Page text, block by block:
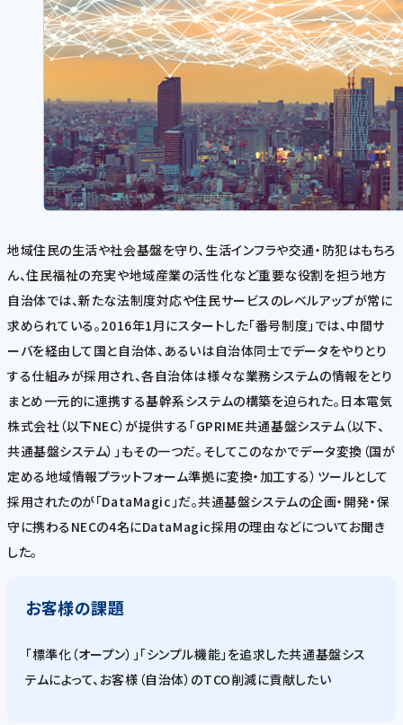
地域住民の生活や社会基盤を守り、生活インフラや交通・防犯はもちろ
ん、住民福祉の充実や地域産業の活性化など重要な役割を担う地方
自治体では、新たな法制度対応や住民サービスのレベルアップが常に
求められている。2016年1月にスタートした「番号制度」では、中間サ
ーバを経由して国と自治体、あるいは自治体同士でデータをやりとり
する仕組みが採用され、各自治体は様々な業務システムの情報をとり
まとめ一元的に連携する基幹系システムの構築を迫られた。日本電気
株式会社（以下NEC）が提供する「GPRIME共通基盤システム（以下、
共通基盤システム）」もその一つだ。そしてこのなかでデータ変換（国が
定める地域情報プラットフォーム準拠に変換・加工する）ツールとして
採用されたのが「DataMagic」だ。共通基盤システムの企画・開発・保
守に携わるNECの4名にDataMagic採用の理由などについてお聞き
した。
お客様の課題
「標準化（オープン）」「シンプル機能」を追求した共通基盤シス
テムによって、お客様（自治体）のTCO削減に貢献したい